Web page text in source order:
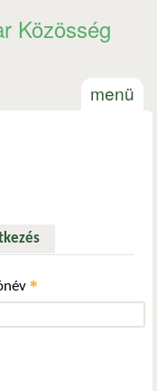
Közösség
menü
(aktív fül)
*